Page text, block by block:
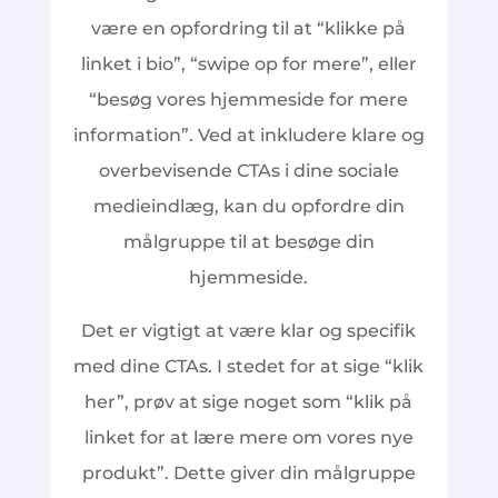
være en opfordring til at “klikke på
linket i bio”, “swipe op for mere”, eller
“besøg vores hjemmeside for mere
information”. Ved at inkludere klare og
overbevisende CTAs i dine sociale
medieindlæg, kan du opfordre din
målgruppe til at besøge din
hjemmeside.
Det er vigtigt at være klar og specifik
med dine CTAs. I stedet for at sige “klik
her”, prøv at sige noget som “klik på
linket for at lære mere om vores nye
produkt”. Dette giver din målgruppe